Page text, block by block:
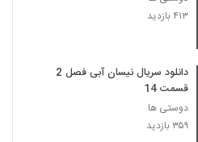
۴۱۳ بازدید
دانلود سریال نیسان آبی فصل 2
قسمت 14
دوستی ها
۳۵۹ بازدید